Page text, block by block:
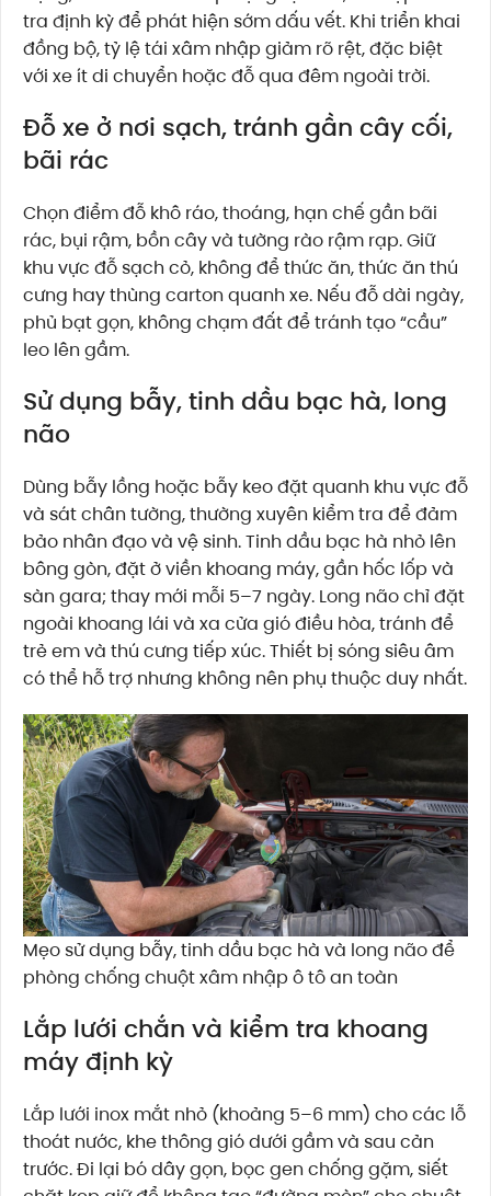
tra định kỳ để phát hiện sớm dấu vết. Khi triển khai
đồng bộ, tỷ lệ tái xâm nhập giảm rõ rệt, đặc biệt
với xe ít di chuyển hoặc đỗ qua đêm ngoài trời.
Đỗ xe ở nơi sạch, tránh gần cây cối,
bãi rác
Chọn điểm đỗ khô ráo, thoáng, hạn chế gần bãi
rác, bụi rậm, bồn cây và tường rào rậm rạp. Giữ
khu vực đỗ sạch cỏ, không để thức ăn, thức ăn thú
cưng hay thùng carton quanh xe. Nếu đỗ dài ngày,
phủ bạt gọn, không chạm đất để tránh tạo “cầu”
leo lên gầm.
Sử dụng bẫy, tinh dầu bạc hà, long
não
Dùng bẫy lồng hoặc bẫy keo đặt quanh khu vực đỗ
và sát chân tường, thường xuyên kiểm tra để đảm
bảo nhân đạo và vệ sinh. Tinh dầu bạc hà nhỏ lên
bông gòn, đặt ở viền khoang máy, gần hốc lốp và
sàn gara; thay mới mỗi 5–7 ngày. Long não chỉ đặt
ngoài khoang lái và xa cửa gió điều hòa, tránh để
trẻ em và thú cưng tiếp xúc. Thiết bị sóng siêu âm
có thể hỗ trợ nhưng không nên phụ thuộc duy nhất.
Mẹo sử dụng bẫy, tinh dầu bạc hà và long não để
phòng chống chuột xâm nhập ô tô an toàn
Lắp lưới chắn và kiểm tra khoang
máy định kỳ
Lắp lưới inox mắt nhỏ (khoảng 5–6 mm) cho các lỗ
thoát nước, khe thông gió dưới gầm và sau cản
trước. Đi lại bó dây gọn, bọc gen chống gặm, siết